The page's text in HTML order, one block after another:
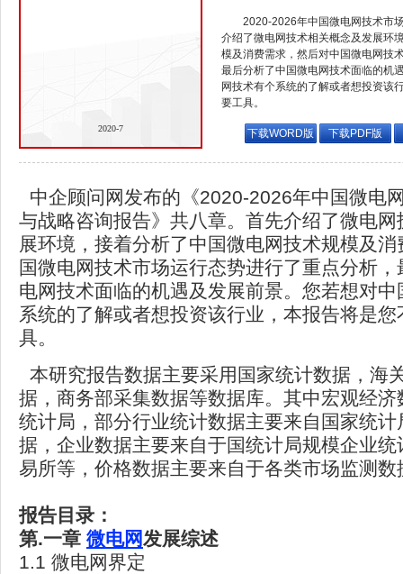
2020-7
2020-2026年中国微电网技术市
介绍了微电网技术相关概念及发展环
模及消费需求，然后对中国微电网技
最后分析了中国微电网技术面临的机
网技术有个系统的了解或者想投资该
要工具。
下载WORD版 下载PDF版
中企顾问网发布的《2020-2026年中国微电
与战略咨询报告》共八章。首先介绍了微电
展环境，接着分析了中国微电网技术规模及
国微电网技术市场运行态势进行了重点分析
电网技术面临的机遇及发展前景。您若想对
系统的了解或者想投资该行业，本报告将是
具。
本研究报告数据主要采用国家统计数据，海
据，商务部采集数据等数据库。其中宏观经
统计局，部分行业统计数据主要来自国家统
据，企业数据主要来自于国统计局规模企业
易所等，价格数据主要来自于各类市场监测数
报告目录：
第.一章 微电网发展综述
1.1 微电网界定